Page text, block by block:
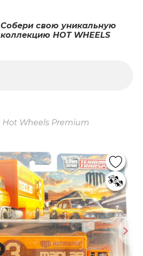
Собери свою уникальную
коллекцию HOT WHEELS
Hot Wheels Premium